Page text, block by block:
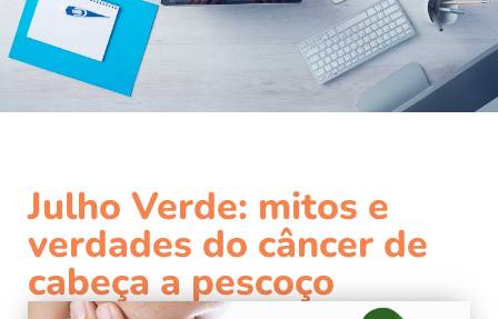
Julho Verde: mitos e
verdades do câncer de
cabeça a pescoço